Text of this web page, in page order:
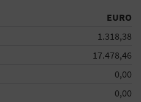
EURO
1.318,38
17.478,46
0,00
0,00